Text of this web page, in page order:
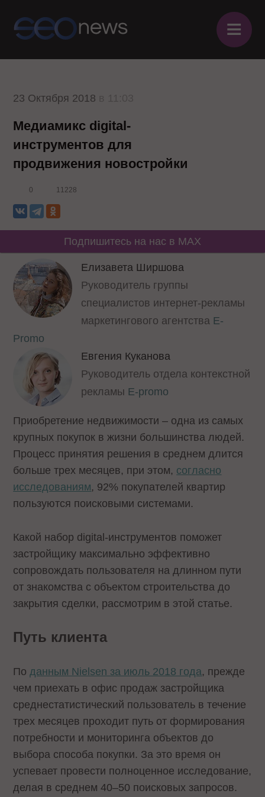
≡
23 Октября 2018
Медиамикс digital-
инструментов для
продвижения новостройки
0 11228
Подпишитесь на нас в MAX
Елизавета Ширшова
Руководитель группы
специалистов интернет-рекламы
маркетингового агентства E-
Promo
Евгения Куканова
Руководитель отдела контекстной
рекламы E-promo
Приобретение недвижимости – одна из самых
крупных покупок в жизни большинства людей.
Процесс принятия решения в среднем длится
больше трех месяцев, при этом, согласно
исследованиям, 92% покупателей квартир
пользуются поисковыми системами.
Какой набор digital-инструментов поможет
застройщику максимально эффективно
сопровождать пользователя на длинном пути
от знакомства с объектом строительства до
закрытия сделки, рассмотрим в этой статье.
Путь клиента
Поданным Nielsen за июль 2018 года, прежде
чем приехать в офис продаж застройщика
среднестатистический пользователь в течение
трех месяцев проходит путь от формирования
потребности и мониторинга объектов до
выбора способа покупки. За это время он
успевает провести полноценное исследование,
делая в среднем 40–50 поисковых запросов.